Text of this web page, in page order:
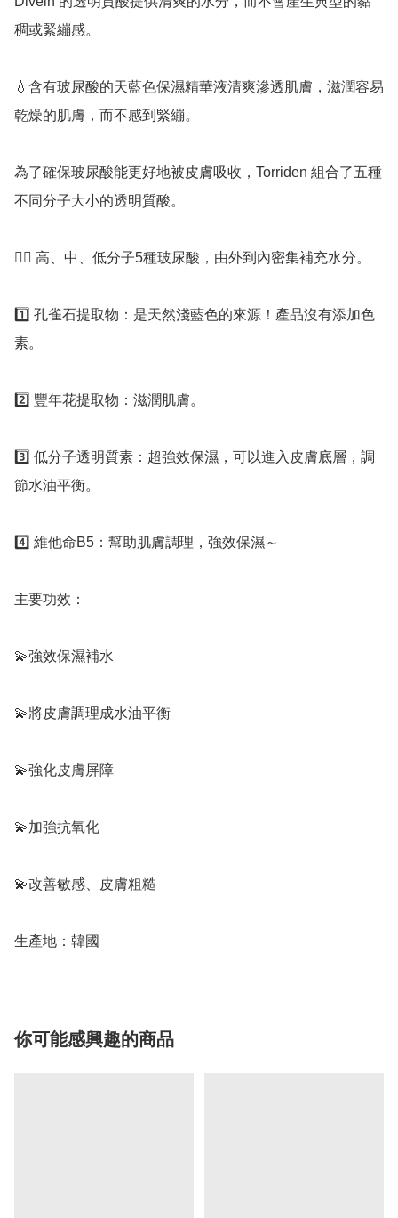
稠或緊繃感。
💧含有玻尿酸的天藍色保濕精華液清爽滲透肌膚，滋潤容易
乾燥的肌膚，而不感到緊繃。
為了確保玻尿酸能更好地被皮膚吸收，Torriden 組合了五種
不同分子大小的透明質酸。
👉🏻 高、中、低分子5種玻尿酸，由外到內密集補充水分。
1️⃣ 孔雀石提取物：是天然淺藍色的來源！產品沒有添加色
素。
2️⃣ 豐年花提取物：滋潤肌膚。
3️⃣ 低分子透明質素：超強效保濕，可以進入皮膚底層，調
節水油平衡。
4️⃣ 維他命B5：幫助肌膚調理，強效保濕～
主要功效：
💫強效保濕補水
💫將皮膚調理成水油平衡
💫強化皮膚屏障
💫加強抗氧化
💫改善敏感、皮膚粗糙
生產地：韓國
你可能感興趣的商品